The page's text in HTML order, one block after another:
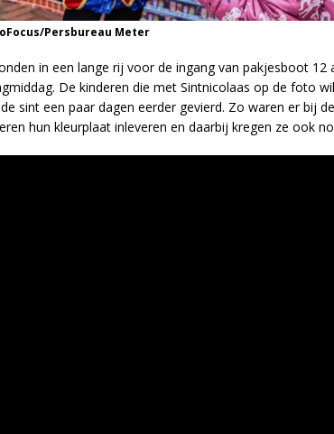
Persbureau Meter
in een lange rij voor de ingang van pakjesboot
De kinderen die met Sintnicolaas op de foto
sint een paar dagen eerder gevierd. Zo waren er bij
hun kleurplaat inleveren en daarbij kregen ze ook